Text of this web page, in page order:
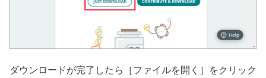
ダウンロードが完了したら［ファイルを開く］をクリック